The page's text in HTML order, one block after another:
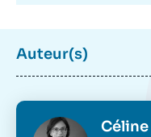
Auteur(s)
Photo Céline
la